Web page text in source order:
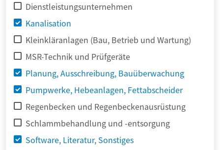
Dienstleistungsunternehmen
Kanalisation
Kleinkläranlagen (Bau, Betrieb und Wartung)
MSR-Technik und Prüfgeräte
Planung, Ausschreibung, Bauüberwachung
Pumpwerke, Hebeanlagen, Fettabscheider
Regenbecken und Regenbeckenausrüstung
Schlammbehandlung und -entsorgung
Software, Literatur, Sonstiges